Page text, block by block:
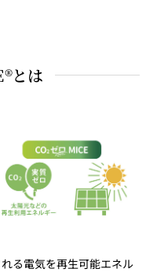
とは
る電気を再生可能エネル